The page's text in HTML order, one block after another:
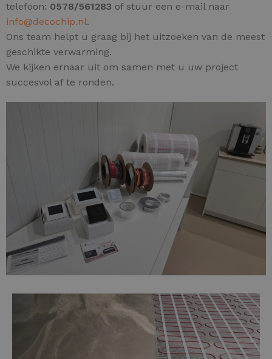
telefoon: 0578/561283 of stuur een e-mail naar
info@decochip.nl.
Ons team helpt u graag bij het uitzoeken van de meest
geschikte verwarming.
We kijken ernaar uit om samen met u uw project
succesvol af te ronden.